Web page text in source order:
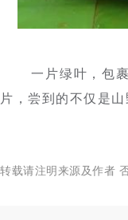
一片绿叶，包
片，尝到的不仅是
转载请注明来源及作者